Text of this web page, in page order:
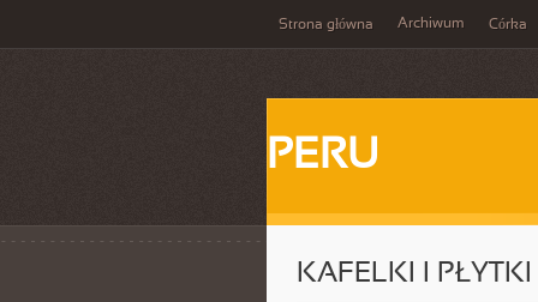
Strona główna Archiwum Córka
PERU
KAFELKI I